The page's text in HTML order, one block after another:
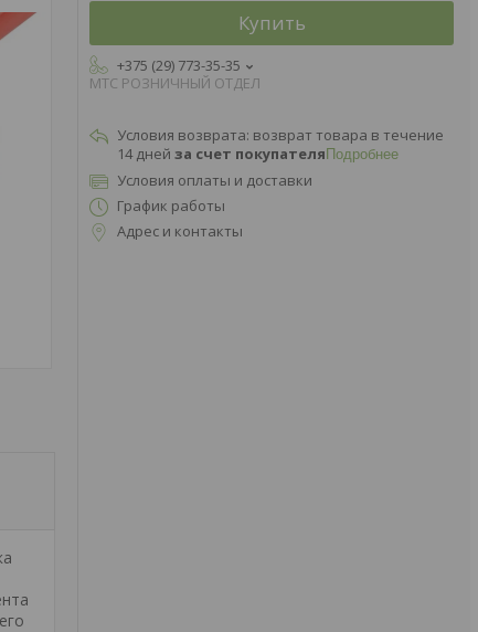
Купить
+375 (29) 773-35-35
МТС РОЗНИЧНЫЙ ОТДЕЛ
возврат товара в течение
14 дней за счет покупателя Подробнее
Условия оплаты и доставки
График работы
Адрес и контакты